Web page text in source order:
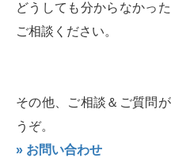
どうしても分からなかっ
ご相談ください。
その他、ご相談＆ご質問
うぞ。
» お問い合わせ